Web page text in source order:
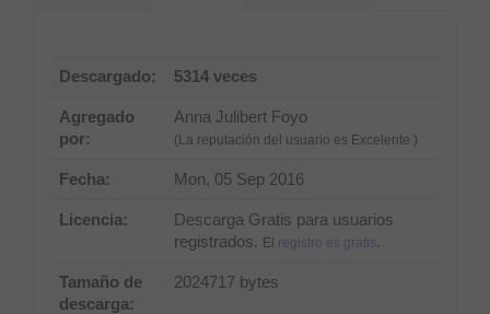
Descargado: 5314 veces
Agregado
por:
Anna Julibert Foyo
(La reputación del usuario es Excelente )
Fecha: Mon, 05 Sep 2016
Licencia:
Descarga Gratis para usuarios
registrados. El registro es gratis.
Tamaño de
descarga:
2024717 bytes